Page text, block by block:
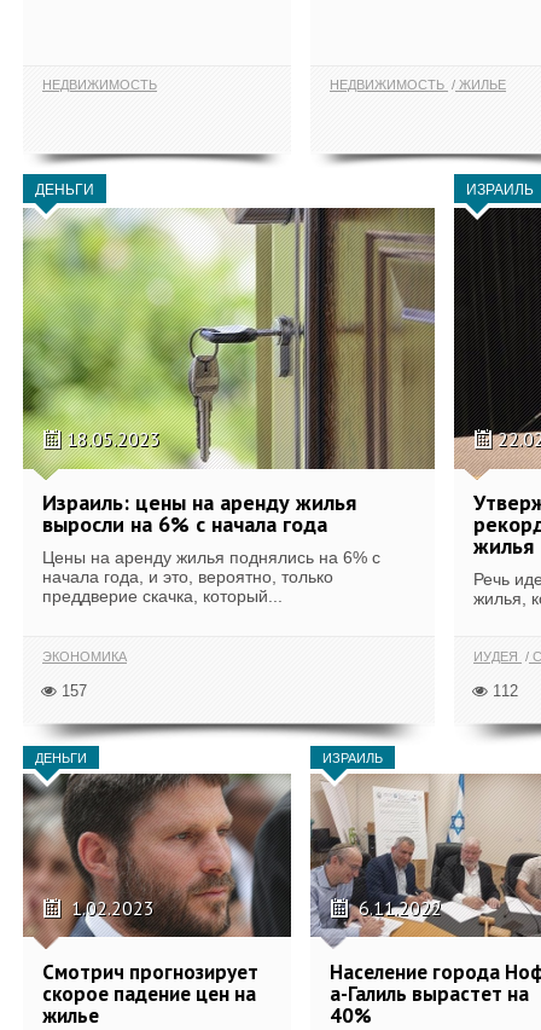
НЕДВИЖИМОСТЬ НЕДВИЖИМОСТЬ ЖИЛЬЕ
ДЕНЬГИ
18.05.2023
Израиль: цены на аренду жилья
выросли на 6% с начала года
Цены на аренду жилья поднялись на 6% с
начала года, и это, вероятно, только
преддверие скачка, который...
ЭКОНОМИКА
157
ИЗРАИЛЬ
жилья
Речь
жилья,
ИУДЕЯ
112
ДЕНЬГИ
1.02.2023
Смотрич прогнозирует
скорое падение цен на
жилье
ИЗРАИЛЬ
6.11.2022
Население города
а-Галиль вырастет на
40%